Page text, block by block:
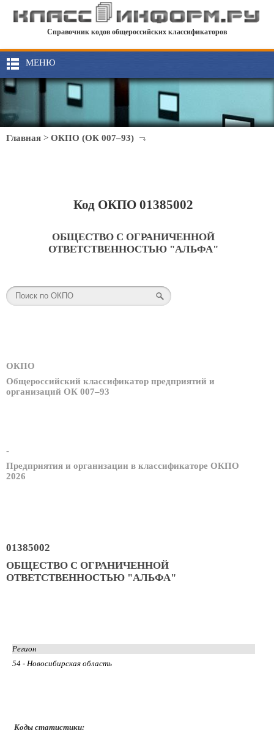
Справочник кодов общероссийских классификаторов
МЕНЮ
Главная > ОКПО (ОК 007–93)
Код ОКПО 01385002
ОБЩЕСТВО С ОГРАНИЧЕННОЙ
ОТВЕТСТВЕННОСТЬЮ "АЛЬФА"
ОКПО
Общероссийский классификатор предприятий и
организаций ОК 007–93
-
Предприятия и организации в классификаторе ОКПО
2026
01385002
ОБЩЕСТВО С ОГРАНИЧЕННОЙ
ОТВЕТСТВЕННОСТЬЮ "АЛЬФА"
Регион
54 - Новосибирская область
Коды статистики: